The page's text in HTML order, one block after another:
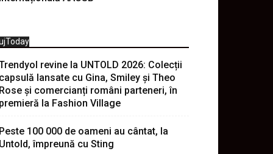
revine la UNTOLD 2026: Colecții
capsulă lansate cu Gina, Smiley și Theo
Rose și comercianți români parteneri, în
premieră la Fashion Village
Peste 100 000 de oameni au cântat, la
Untold, împreună cu Sting